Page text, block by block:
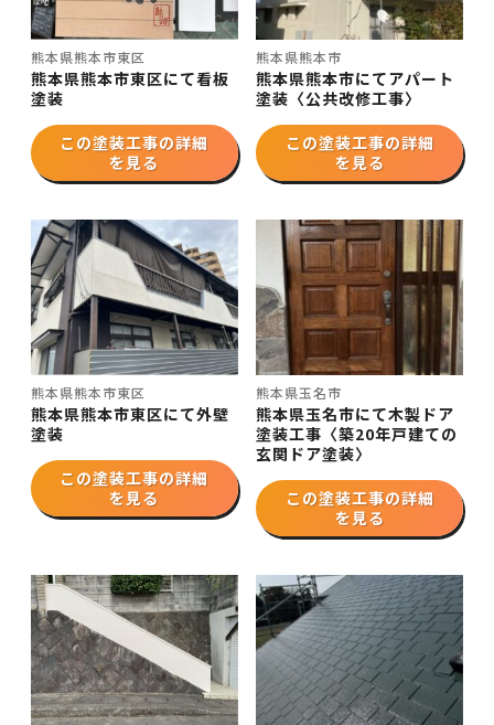
熊本県熊本市東区
熊本県熊本市東区にて看板
塗装
この塗装工事の詳細
を見る
熊本県熊本市
熊本県熊本市にてアパート
塗装〈公共改修工事〉
この塗装工事の詳細
を見る
熊本県熊本市東区
熊本県熊本市東区にて外壁
塗装
この塗装工事の詳細
を見る
熊本県玉名市
熊本県玉名市にて木製ドア
塗装工事〈築20年戸建ての
玄関ドア塗装〉
この塗装工事の詳細
を見る